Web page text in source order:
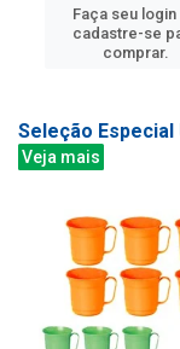
Faça seu login
cadastre-se
comprar.
Seleção Especial
Veja mais